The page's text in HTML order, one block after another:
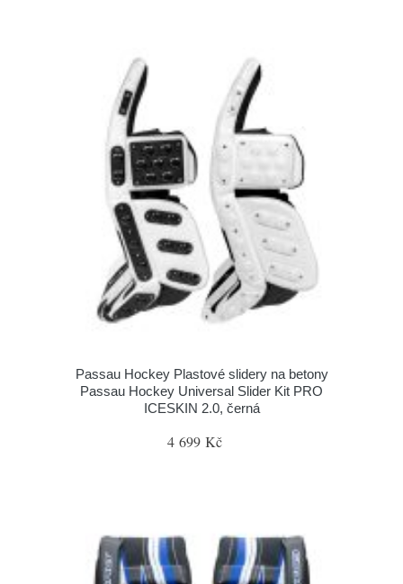
Passau Hockey Plastové slidery na betony
Passau Hockey Universal Slider Kit PRO
ICESKIN 2.0, černá
4 699 Kč